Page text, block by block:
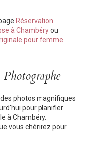
Réservation
à Chambéryou
pour femme
photos magnifiques
pour planifier
à Chambéry.
vous chérirez pour